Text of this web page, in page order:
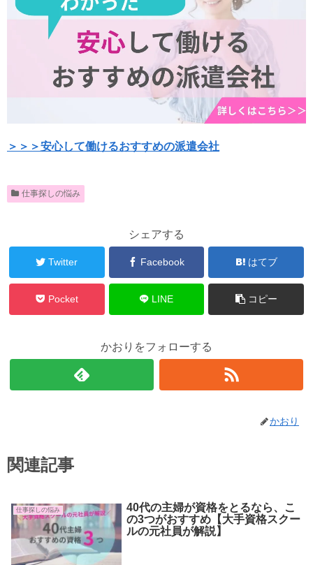
＞＞＞安心して働けるおすすめの派遣会社
仕事探しの悩み
シェアする
Twitter Facebook はてブ
Pocket LINE コピー
かおりをフォローする
かおり
関連記事
仕事探しの悩み
40代の主婦が資格をとるなら、こ
の3つがおすすめ【大手資格スクー
ルの元社員が解説】